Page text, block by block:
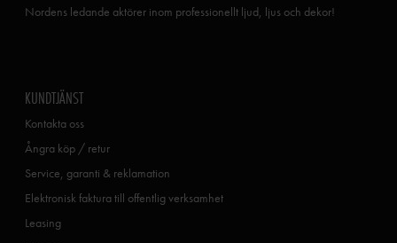
Nordens ledande aktörer inom professionellt ljud, ljus och dekor!
KUNDTJÄNST
Kontakta oss
Ångra köp / retur
Service, garanti & reklamation
Elektronisk faktura till offentlig verksamhet
Leasing